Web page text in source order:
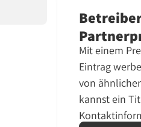
Mit einem
Eintrag
von
kannst ein